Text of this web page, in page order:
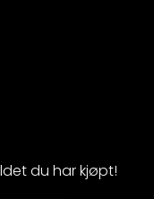
du har kjøpt!